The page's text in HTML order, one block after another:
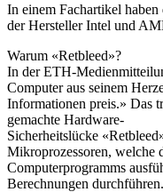
In einem Fachartikel haben
der Hersteller Intel und
Warum «Retbleed»?
In der ETH-
Computer aus seinem
Informationen preis.» Das
gemachte Hardware-
Sicherheitslücke
Mikroprozessoren, welche
Computerprogramms
Berechnungen durchführen.